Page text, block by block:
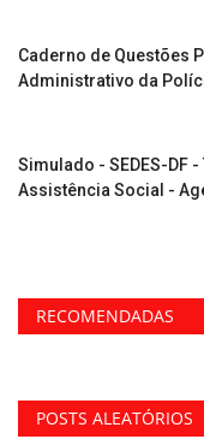
Caderno de Questões
Administrativo da
Simulado - SEDES-DF
Assistência Social -
RECOMENDADAS
POSTS ALEATÓRIOS